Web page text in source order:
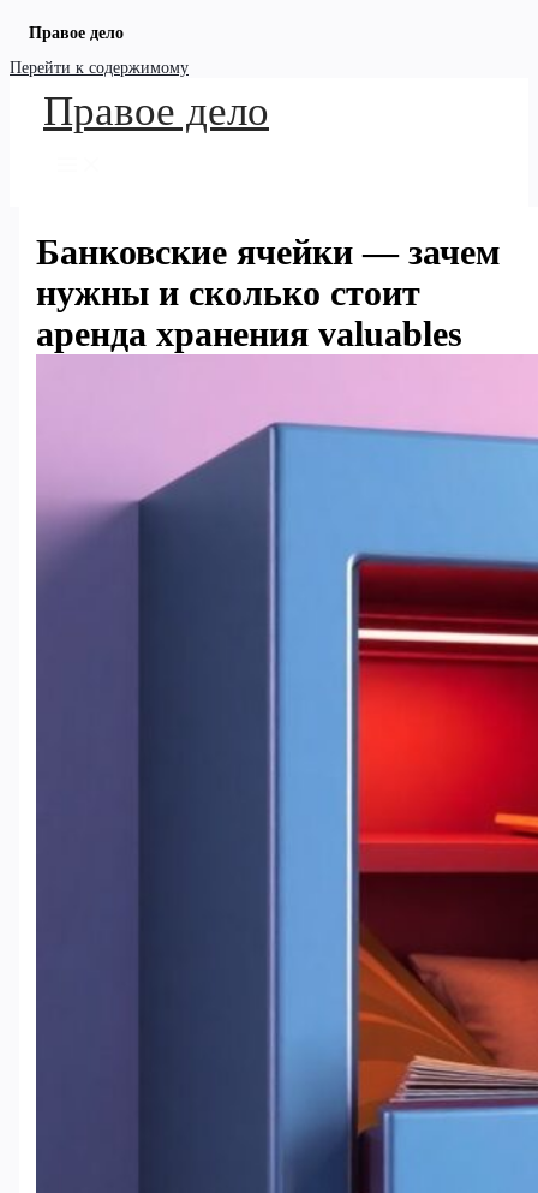
Правое дело
Перейти к содержимому
Правое дело
Банковские ячейки — зачем
нужны и сколько стоит
аренда хранения valuables